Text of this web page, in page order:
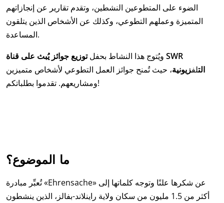
الضوء على المتطوعين النشطين، وتقدم تقارير عن إنجازاتهم
المتميزة وعملهم التطوعي، وكذلك عن الأشخاص الذين يتلقون
المساعدة.
ويُتوج هذا النشاط بحفلتوزيع جوائز يُبث على قناة SWR
التلفزيونية، حيث تُمنح جوائز العمل التطوعي لأشخاص متميزين
ومشاريعهم. تقدموا بطلباتكم!
ما الموضوع؟
تُعبِّر مبادرة «Ehrensache» عن شكرها علنًا وتوجه كلماتها إلى
أكثر من 1.5 مليون من سكان ولاية راينلاند-بفالز، الذين ينشطون